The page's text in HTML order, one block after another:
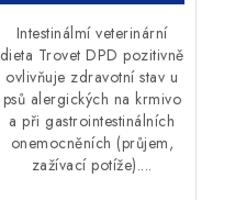
Intestinálmí veterinární
dieta Trovet DPD pozitivně
ovlivňuje zdravotní stav u
psů alergických na krmivo
a při gastrointestinálních
onemocněních (průjem,
zažívací potíže)....